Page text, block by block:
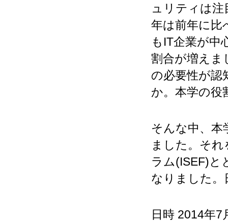
ュリティは
年は前年に比
もIT企業が中
割合が増えま
の必要性が
か。本学の役
そんな中、本
ました。そ
ラム(ISEF)と
なりました。
日時 2014年